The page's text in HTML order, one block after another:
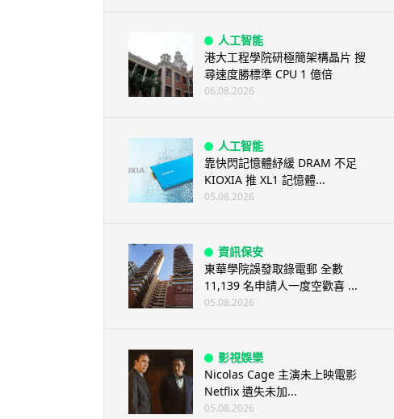
人工智能
港大工程學院研極簡架構晶片 搜
尋速度勝標準 CPU 1 億倍
06.08.2026
人工智能
靠快閃記憶體紓緩 DRAM 不足
KIOXIA 推 XL1 記憶體...
05.08.2026
資訊保安
東華學院誤發取錄電郵 全數
11,139 名申請人一度空歡喜 ...
05.08.2026
影視娛樂
Nicolas Cage 主演未上映電影
Netflix 遺失未加...
05.08.2026